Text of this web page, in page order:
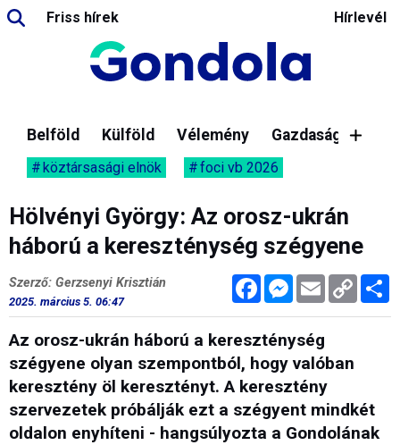
Friss hírek Hírlevél
Belföld Külföld Vélemény Gazdaság
köztársasági elnök foci vb 2026
Hölvényi György: Az orosz-ukrán
háború a kereszténység szégyene
FacebookMessenger
Email Copy
Link
Szerző: Gerzsenyi Krisztián
2025. március 5. 06:47
Az orosz-ukrán háború a kereszténység
szégyene olyan szempontból, hogy valóban
keresztény öl keresztényt. A keresztény
szervezetek próbálják ezt a szégyent mindkét
oldalon enyhíteni - hangsúlyozta a Gondolának